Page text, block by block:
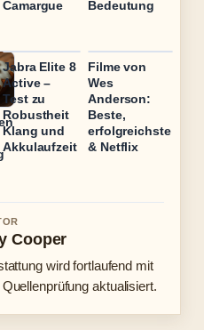
Camargue
Bedeutung
Jabra Elite 8
Active –
Test zu
Robustheit
Klang und
Akkulaufzeit
Filme von
Wes
Anderson:
Beste,
erfolgreichste
& Netflix
Cooper
wird fortlaufend mit
aktualisiert.